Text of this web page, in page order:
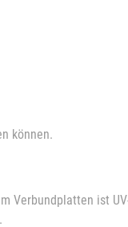
können.
Verbundplatten ist